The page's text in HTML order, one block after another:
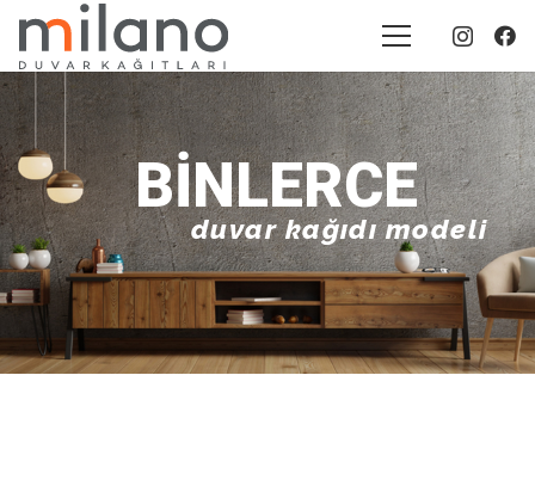
BINLERCE
duvar kağıdı modeli